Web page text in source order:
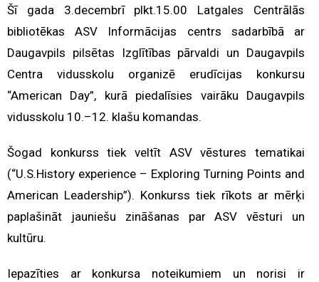
Šī gada 3.decembrī plkt.15.00 Latgales Centrālās
bibliotēkas ASV Informācijas centrs sadarbībā ar
Daugavpils pilsētas Izglītības pārvaldi un Daugavpils
Centra vidusskolu organizē erudīcijas konkursu
“American Day”, kurā piedalīsies vairāku Daugavpils
vidusskolu 10.–12. klašu komandas.
Šogad konkurss tiek veltīt ASV vēstures tematikai
(“U.S.History experience – Exploring Turning Points and
American Leadership”). Konkurss tiek rīkots ar mērķi
paplašināt jauniešu zināšanas par ASV vēsturi un
kultūru.
Iepazīties ar konkursa noteikumiem un norisi ir